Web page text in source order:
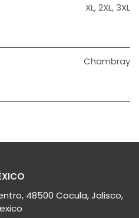
XL,2XL,3XL
Chambray
48500 Cocula, Jalisco,